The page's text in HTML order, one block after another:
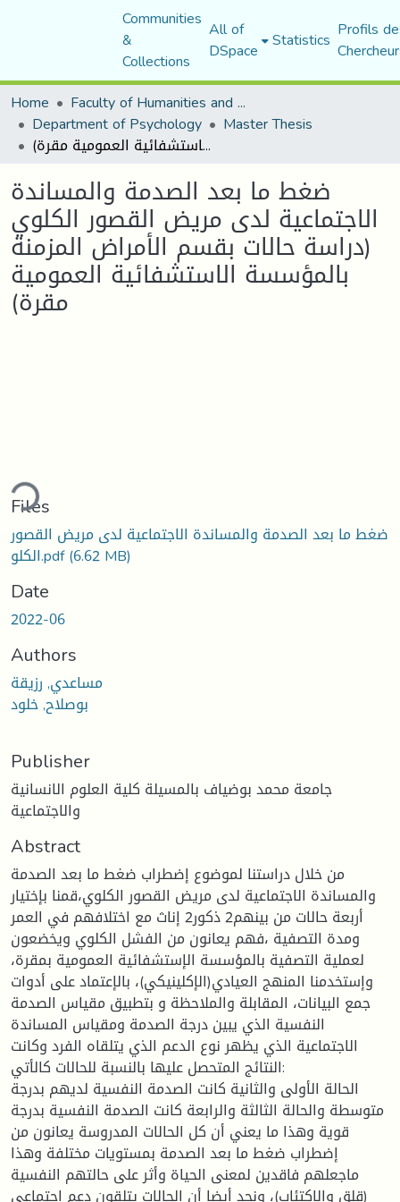
Communities
&
Collections
All of
DSpace Statistics Profils
Home
Faculty of Humanities and Social Sciences
Department of Psychology Master Thesis
ضغط ما بعد الصدمة والمساندة الاجتماعية لدى مريض القصور الكلوي (دراسة حالات بقسم الأمراض المزمنة بالمؤسسة الاستشفائية العمومية مقرة)
ضغط ما بعد الصدمة والمساندة
الاجتماعية لدى مريض القصور الكلوي
(دراسة حالات بقسم الأمراض المزمنة
بالمؤسسة الاستشفائية العمومية
مقرة)
Files
ضغط ما بعد الصدمة والمساندة الاجتماعية لدى مريض القصور
الكلو.pdf(6.62 MB)
Date
2022-06
Authors
مساعدي, رزيقة
بوصلاح, خلود
Publisher
جامعة محمد بوضياف بالمسيلة كلية العلوم الانسانية
والاجتماعية
Abstract
من خلال دراستنا لموضوع إضطراب ضغط ما بعد الصدمة
والمساندة الاجتماعية لدى مريض القصور الكلوي،قمنا بإختيار
أربعة حالات من بينهم2 ذكور2 إناث مع اختلافهم في العمر
ومدة التصفية ،فهم يعانون من الفشل الكلوي ويخضعون
لعملية التصفية بالمؤسسة الإستشفائية العمومية بمقرة،
وإستخدمنا المنهج العيادي(الإكلينيكي)، بالإعتماد على أدوات
جمع البيانات، المقابلة والملاحظة و بتطبيق مقياس الصدمة
النفسية الذي يبين درجة الصدمة ومقياس المساندة
الاجتماعية الذي يظهر نوع الدعم الذي يتلقاه الفرد وكانت
النتائج المتحصل عليها بالنسبة للحالات كالأتي:
الحالة الأولى والثانية كانت الصدمة النفسية لديهم بدرجة
متوسطة والحالة الثالثة والرابعة كانت الصدمة النفسية بدرجة
قوية وهذا ما يعني أن كل الحالات المدروسة يعانون من
إضطراب ضغط ما بعد الصدمة بمستويات مختلفة وهذا
ماجعلهم فاقدين لمعنى الحياة وأثر على حالتهم النفسية
(قلق والإكتئاب)، ونجد أيضا أن الحالات يتلقون دعم إجتماعي